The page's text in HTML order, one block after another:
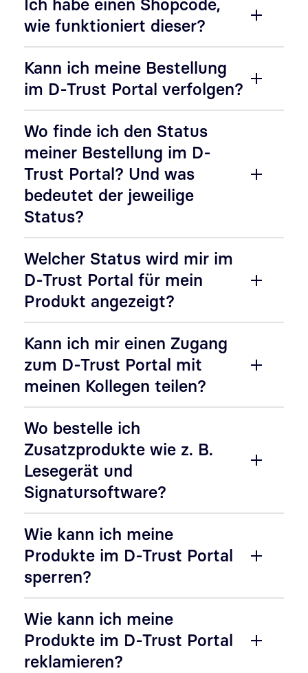
Ich habe einen Shopcode,
wie funktioniert dieser?
Kann ich meine Bestellung
im D-Trust Portal verfolgen?
Wo finde ich den Status
meiner Bestellung im D-
Trust Portal? Und was
bedeutet der jeweilige
Status?
Welcher Status wird mir im
D-Trust Portal für mein
Produkt angezeigt?
Kann ich mir einen Zugang
zum D-Trust Portal mit
meinen Kollegen teilen?
Wo bestelle ich
Zusatzprodukte wie z. B.
Lesegerät und
Signatursoftware?
Wie kann ich meine
Produkte im D-Trust Portal
sperren?
Wie kann ich meine
Produkte im D-Trust Portal
reklamieren?